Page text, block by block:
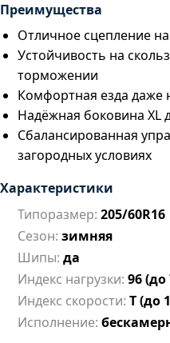
Преимущества
Отличное сцепление
Устойчивость на
торможении
Комфортная езда даже
Надёжная боковина XL
Сбалансированная
загородных условиях
Характеристики
Типоразмер: 205/60R16
Сезон: зимняя
Шипы: да
Индекс нагрузки: 96 (до
Индекс скорости: T (до
Исполнение: